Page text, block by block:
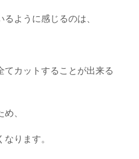
るように感じるのは、
てカットすることが出来る
、
なります。